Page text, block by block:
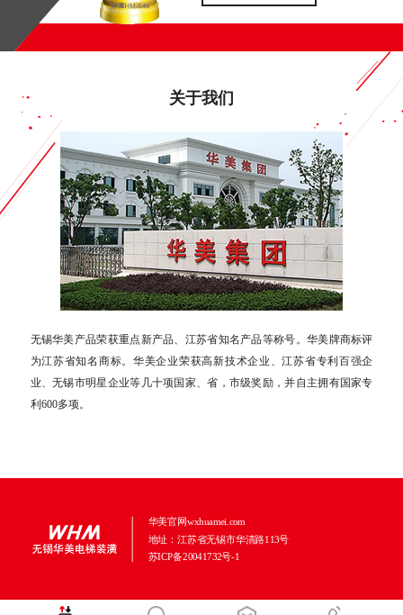
关于我们
无锡华美产品荣获重点新产品、江苏省知名产品等称号。华美牌商标评
为江苏省知名商标。华美企业荣获高新技术企业、江苏省专利百强企
业、无锡市明星企业等几十项国家、省，市级奖励，并自主拥有国家专
利600多项。
华美官网wxhuamei.com
地址：江苏省无锡市华清路113号
苏ICP备20041732号-1